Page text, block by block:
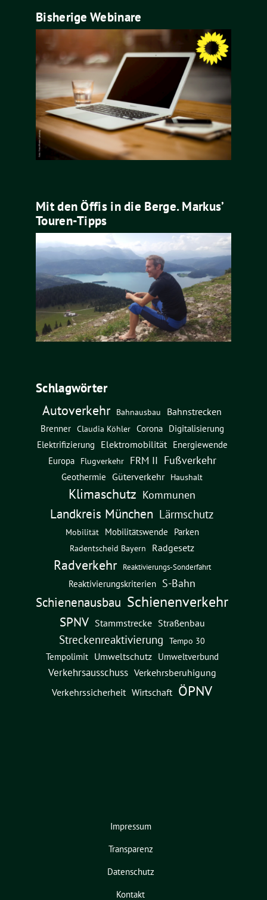
Bisherige Webinare
Mit den Öffis in die Berge. Markus’
Touren-Tipps
Schlagwörter
Autoverkehr Bahnausbau
Bahnstrecken
Brenner Claudia Köhler Corona
Digitalisierung
Elektrifizierung
Elektromobilität Energiewende
Europa Flugverkehr FRM II Fußverkehr
Geothermie Güterverkehr Haushalt
Klimaschutz Kommunen
Landkreis München Lärmschutz
Mobilität Mobilitätswende Parken
Radentscheid Bayern Radgesetz
Radverkehr Reaktivierungs-Sonderfahrt
Reaktivierungskriterien S-Bahn
Schienenausbau Schienenverkehr
SPNV Stammstrecke Straßenbau
Streckenreaktivierung Tempo 30
Tempolimit Umweltschutz Umweltverbund
Verkehrsausschuss Verkehrsberuhigung
Verkehrssicherheit Wirtschaft ÖPNV
Impressum
Transparenz
Datenschutz
Kontakt